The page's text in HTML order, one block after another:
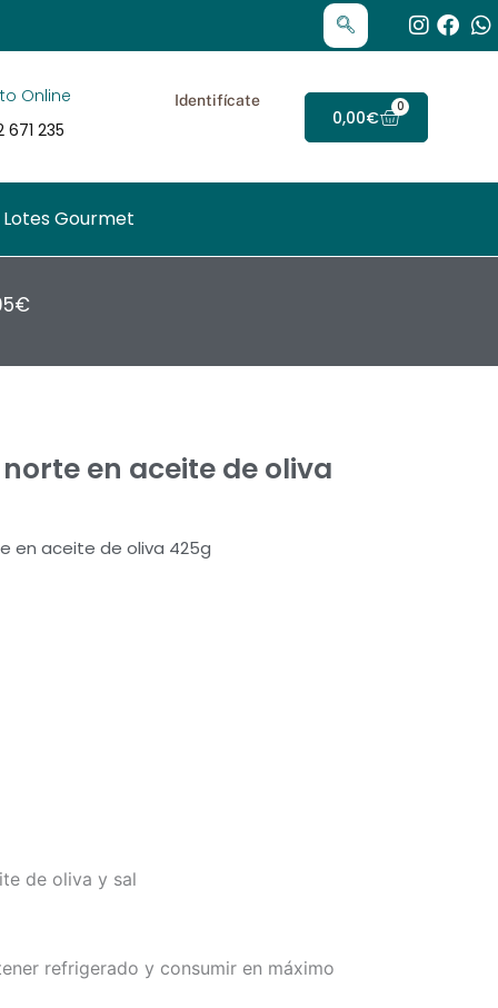
Online
235
Identifícate
0,00€ 0
Carrito
Lotes Gourmet
en aceite de oliva
en aceite de oliva 425g
de oliva y sal
refrigerado y consumir en máximo
Informado en protección de datos de